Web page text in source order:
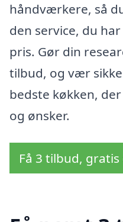
håndværkere, så
den service, du
pris. Gør din
tilbud, og vær
bedste køkken,
og ønsker.
Få 3 tilbud,